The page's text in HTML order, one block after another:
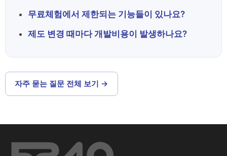
무료체험에서 제한되는 기능들이 있나요?
제도 변경 때마다 개발비용이 발생하나요?
자주 묻는 질문 전체 보기 →